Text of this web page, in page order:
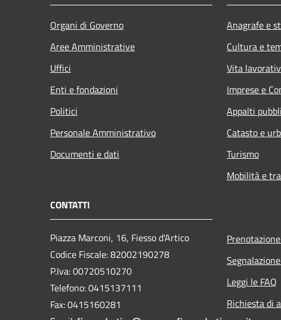
Organi di Governo
Aree Amministrative
Uffici
Enti e fondazioni
Politici
Personale Amministrativo
Documenti e dati
Anagrafe e
Cultura e
Vita
Imprese e
Appalti
Catasto e
Turismo
Mobilità e
CONTATTI
Piazza Marconi, 16, Fiesso d'Artico
Codice Fiscale: 82002190278
P.Iva: 00720510270
Telefono:0415137111
Fax:0415160281
Leggi le FAQ
Richiesta di